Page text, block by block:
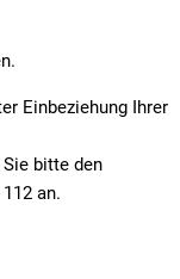
Einbeziehung Ihrer
bitte den
an.